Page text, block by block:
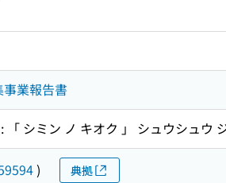
業報告書
シミン ノ キオク 」 シュウシュウ
) 典拠